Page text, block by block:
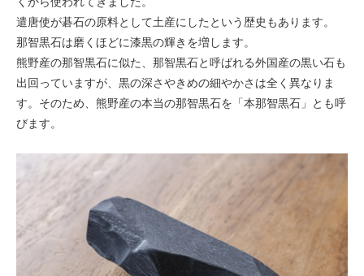
遣唐使が碁石の原料として土産にしたという歴史もあります。
那智黒石は磨くほどに漆黒の輝きを増します。
熊野産の那智黒石に似た、那智黒石と呼ばれる外国産の黒い石も
出回っていますが、黒の深さやきめの細やかさは全く異なりま
す。そのため、熊野産の本当の那智黒石を「本那智黒石」とも呼
びます。